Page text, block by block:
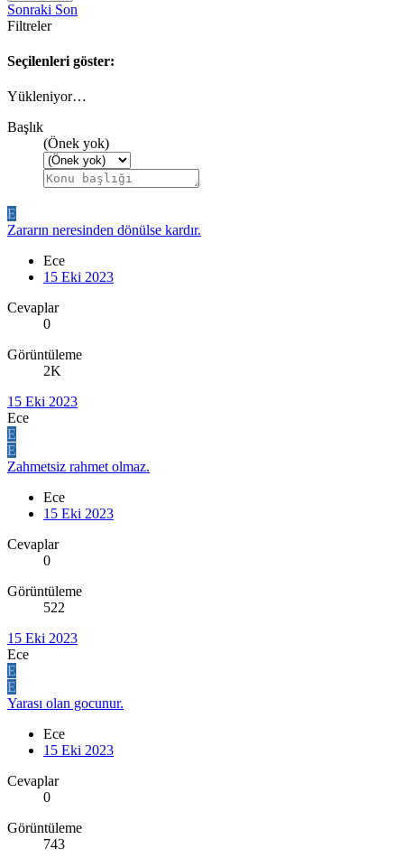
Sonraki Son
Filtreler
Seçilenleri göster:
Yükleniyor…
Başlık
(Önek yok)
E
Zararın neresinden dönülse kardır.
Ece
15 Eki 2023
Cevaplar
0
Görüntüleme
2K
15 Eki 2023
Ece
E
E
Zahmetsiz rahmet olmaz.
Ece
15 Eki 2023
Cevaplar
0
Görüntüleme
522
15 Eki 2023
Ece
E
E
Yarası olan gocunur.
Ece
15 Eki 2023
Cevaplar
0
Görüntüleme
743